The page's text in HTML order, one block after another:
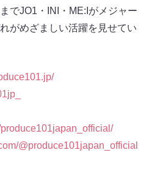
でJO1・INI・ME:Iがメジャー
がめざましい活躍を見せてい
@produce101japan_official